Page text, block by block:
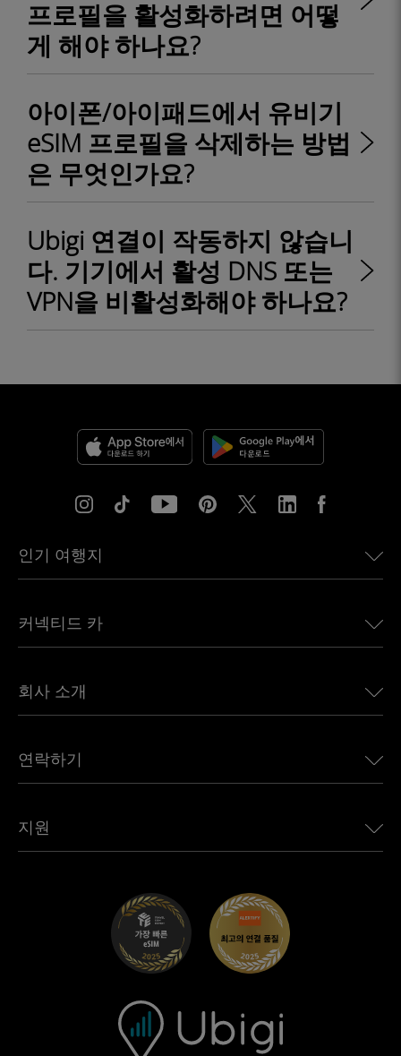
프로필을 활성화하려면 어떻
게 해야 하나요?
아이폰/아이패드에서 유비기
eSIM 프로필을 삭제하는 방법
은 무엇인가요?
Ubigi 연결이 작동하지 않습니
다. 기기에서 활성 DNS 또는
VPN을 비활성화해야 하나요?
인기 여행지
유럽용 eSIM
캐나다용 eSIM
아프리카용 eSIM
모든 목적지 보기
커넥티드 카
Land Rover용 Ubigi
Jeep용 Ubigi
Mini용 Ubigi
Maserati용 Ubigi
회사 소개
언론에 소개된 Ubigi
Ubigi 앱
연락하기
제휴 프로그램
지원